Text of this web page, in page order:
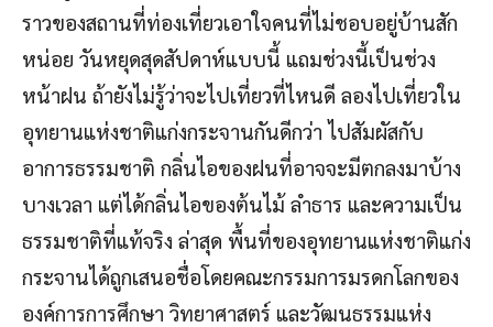
ราวของสถานที่ท่องเที่ยวเอาใจคนที่ไม่ชอบอยู่บ้านสัก
หน่อย วันหยุดสุดสัปดาห์แบบนี้ แถมช่วงนี้เป็นช่วง
หน้าฝน ถ้ายังไม่รู้ว่าจะไปเที่ยวที่ไหนดี ลองไปเที่ยวใน
อุทยานแห่งชาติแก่งกระจานกันดีกว่า ไปสัมผัสกับ
อาการธรรมชาติ กลิ่นไอของฝนที่อาจจะมีตกลงมาบ้าง
บางเวลา แต่ได้กลิ่นไอของต้นไม้ ลำธาร และความเป็น
ธรรมชาติที่แท้จริง ล่าสุด พื้นที่ของอุทยานแห่งชาติแก่ง
กระจานได้ถูกเสนอชื่อโดยคณะกรรมการมรดกโลกของ
องค์การการศึกษา วิทยาศาสตร์ และวัฒนธรรมแห่ง